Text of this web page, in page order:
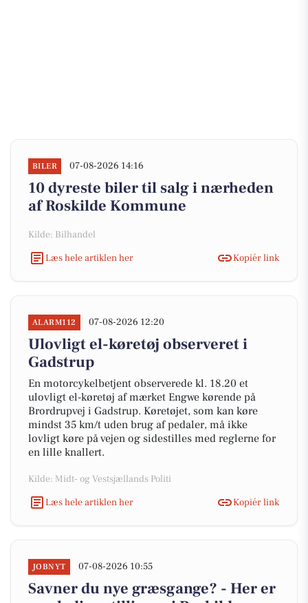
BILER 07-08-2026 14:16
10 dyreste biler til salg i nærheden
af Roskilde Kommune
Kilde: Bilhandel
Læs hele artiklen her
Kopiér link
ALARM112 07-08-2026 12:20
Ulovligt el-køretøj observeret i
Gadstrup
En motorcykelbetjent observerede kl. 18.20 et
ulovligt el-køretøj af mærket Engwe kørende på
Brordrupvej i Gadstrup. Køretøjet, som kan køre
mindst 35 km/t uden brug af pedaler, må ikke
lovligt køre på vejen og sidestilles med reglerne for
en lille knallert.
Kilde: Midt- og Vestsjællands Politi
Læs hele artiklen her
Kopiér link
JOBNYT 07-08-2026 10:55
Savner du nye græsgange? - Her er